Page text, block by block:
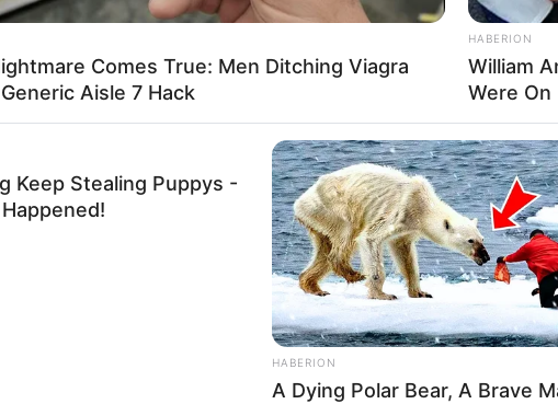
Comes True: Men Ditching Viagra
Aisle 7 Hack
HABERION
William
Were On
Keep Stealing Puppys -
HABERION
A Dying Polar Bear, A Brave